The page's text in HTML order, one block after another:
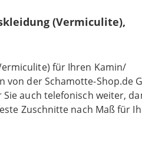
(Vermiculite),
für Ihren Kamin/
von der Schamotte-Shop.de
auch telefonisch weiter,
Zuschnitte nach Maß für